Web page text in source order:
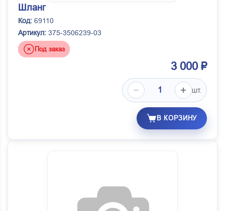
Шланг
Код: 69110
Артикул: 375-3506239-03
Под заказ
3 000 ₽
шт.
В КОРЗИНУ